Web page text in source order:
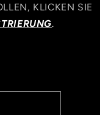
KLICKEN SIE
.